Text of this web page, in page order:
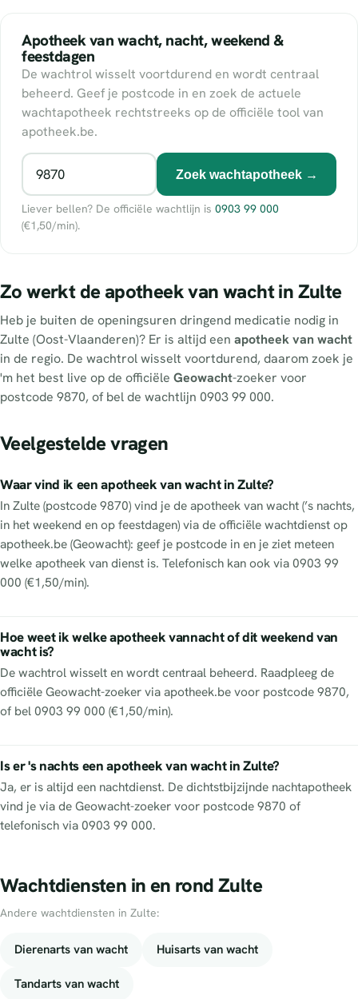
Apotheek van wacht, nacht, weekend &
feestdagen
De wachtrol wisselt voortdurend en wordt centraal
beheerd. Geef je postcode in en zoek de actuele
wachtapotheek rechtstreeks op de officiële tool van
apotheek.be.
Zoek wachtapotheek →
Liever bellen? De officiële wachtlijn is 0903 99 000
(€1,50/min).
Zo werkt de apotheek van wacht in Zulte
Heb je buiten de openingsuren dringend medicatie nodig in
Zulte (Oost-Vlaanderen)? Er is altijd een apotheek van wacht
in de regio. De wachtrol wisselt voortdurend, daarom zoek je
'm het best live op de officiële Geowacht-zoeker voor
postcode 9870, of bel de wachtlijn 0903 99 000.
Veelgestelde vragen
Waar vind ik een apotheek van wacht in Zulte?
In Zulte (postcode 9870) vind je de apotheek van wacht (’s nachts,
in het weekend en op feestdagen) via de officiële wachtdienst op
apotheek.be (Geowacht): geef je postcode in en je ziet meteen
welke apotheek van dienst is. Telefonisch kan ook via 0903 99
000 (€1,50/min).
Hoe weet ik welke apotheek vannacht of dit weekend van
wacht is?
De wachtrol wisselt en wordt centraal beheerd. Raadpleeg de
officiële Geowacht-zoeker via apotheek.be voor postcode 9870,
of bel 0903 99 000 (€1,50/min).
Is er 's nachts een apotheek van wacht in Zulte?
Ja, er is altijd een nachtdienst. De dichtstbijzijnde nachtapotheek
vind je via de Geowacht-zoeker voor postcode 9870 of
telefonisch via 0903 99 000.
Wachtdiensten in en rond Zulte
Andere wachtdiensten in Zulte:
Dierenarts van wacht Huisarts van wacht
Tandarts van wacht